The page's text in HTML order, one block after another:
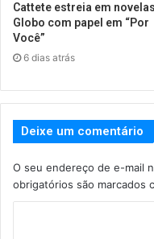
Cattete estreia em
Globo com papel em “Por
Você”
6 dias atrás
Deixe um comentário
O seu endereço de e-mail
obrigatórios são marcados